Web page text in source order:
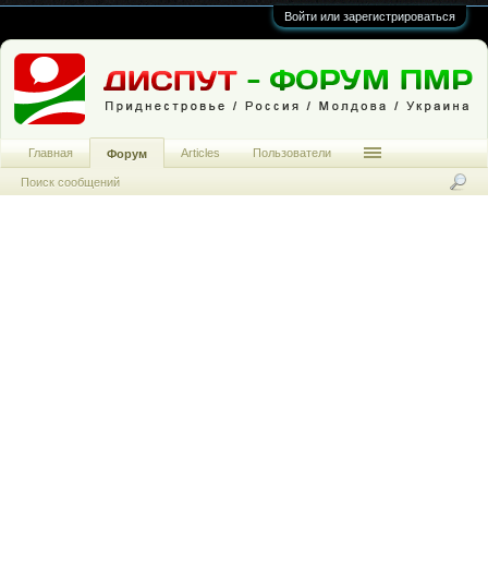
Войти или зарегистрироваться
Главная Форум
Поиск сообщений
Articles Пользователи